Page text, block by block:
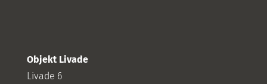
Objekt Livade
Livade 6